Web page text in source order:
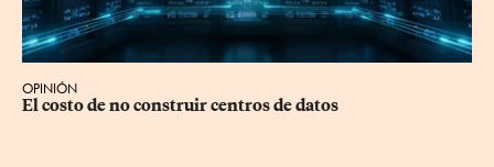
OPINIÓN
El costo de no construir centros de datos